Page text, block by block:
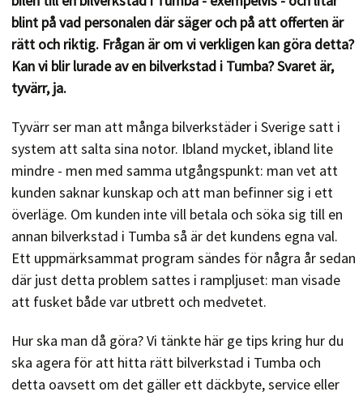
blint på vad personalen där säger och på att offerten är
rätt och riktig. Frågan är om vi verkligen kan göra detta?
Kan vi blir lurade av en bilverkstad i Tumba? Svaret är,
tyvärr, ja.
Tyvärr ser man att många bilverkstäder i Sverige satt i
system att salta sina notor. Ibland mycket, ibland lite
mindre - men med samma utgångspunkt: man vet att
kunden saknar kunskap och att man befinner sig i ett
överläge. Om kunden inte vill betala och söka sig till en
annan bilverkstad i Tumba så är det kundens egna val.
Ett uppmärksammat program sändes för några år sedan
där just detta problem sattes i rampljuset: man visade
att fusket både var utbrett och medvetet.
Hur ska man då göra? Vi tänkte här ge tips kring hur du
ska agera för att hitta rätt bilverkstad i Tumba och
detta oavsett om det gäller ett däckbyte, service eller